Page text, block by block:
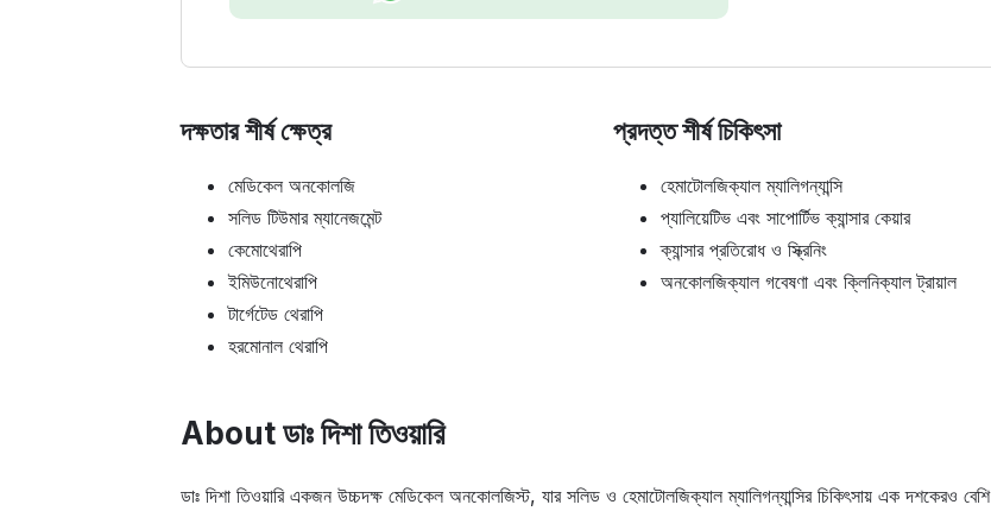
দক্ষতার শীর্ষ ক্ষেত্র
মেডিকেল অনকোলজি
সলিড টিউমার ম্যানেজমেন্ট
কেমোথেরাপি
ইমিউনোথেরাপি
টার্গেটেড থেরাপি
হরমোনাল থেরাপি
প্রদত্ত শীর্ষ চিকিৎসা
হেমাটোলজিক্যাল ম্যালিগন্যান্সি
প্যালিয়েটিভ এবং সাপোর্টিভ ক্যান্সার কেয়ার
ক্যান্সার প্রতিরোধ ও স্ক্রিনিং
অনকোলজিক্যাল গবেষণা এবং ক্লিনিক্যাল ট্রায়াল
About ডাঃ দিশা তিওয়ারি
ডাঃ দিশা তিওয়ারি একজন উচ্চদক্ষ মেডিকেল অনকোলজিস্ট, যার সলিড ও হেমাটোলজিক্যাল ম্যালিগন্যান্সির চিকিৎসায় এক দশকেরও বেশি